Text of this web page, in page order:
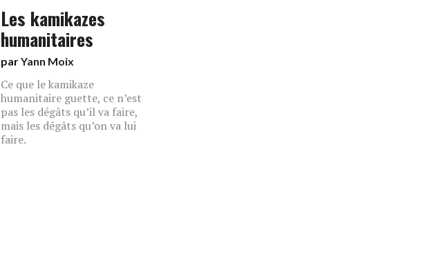
Les kamikazes
humanitaires
parYann Moix
Ce que le kamikaze
humanitaire guette, ce n’est
pas les dégâts qu’il va faire,
mais les dégâts qu’on va lui
faire.